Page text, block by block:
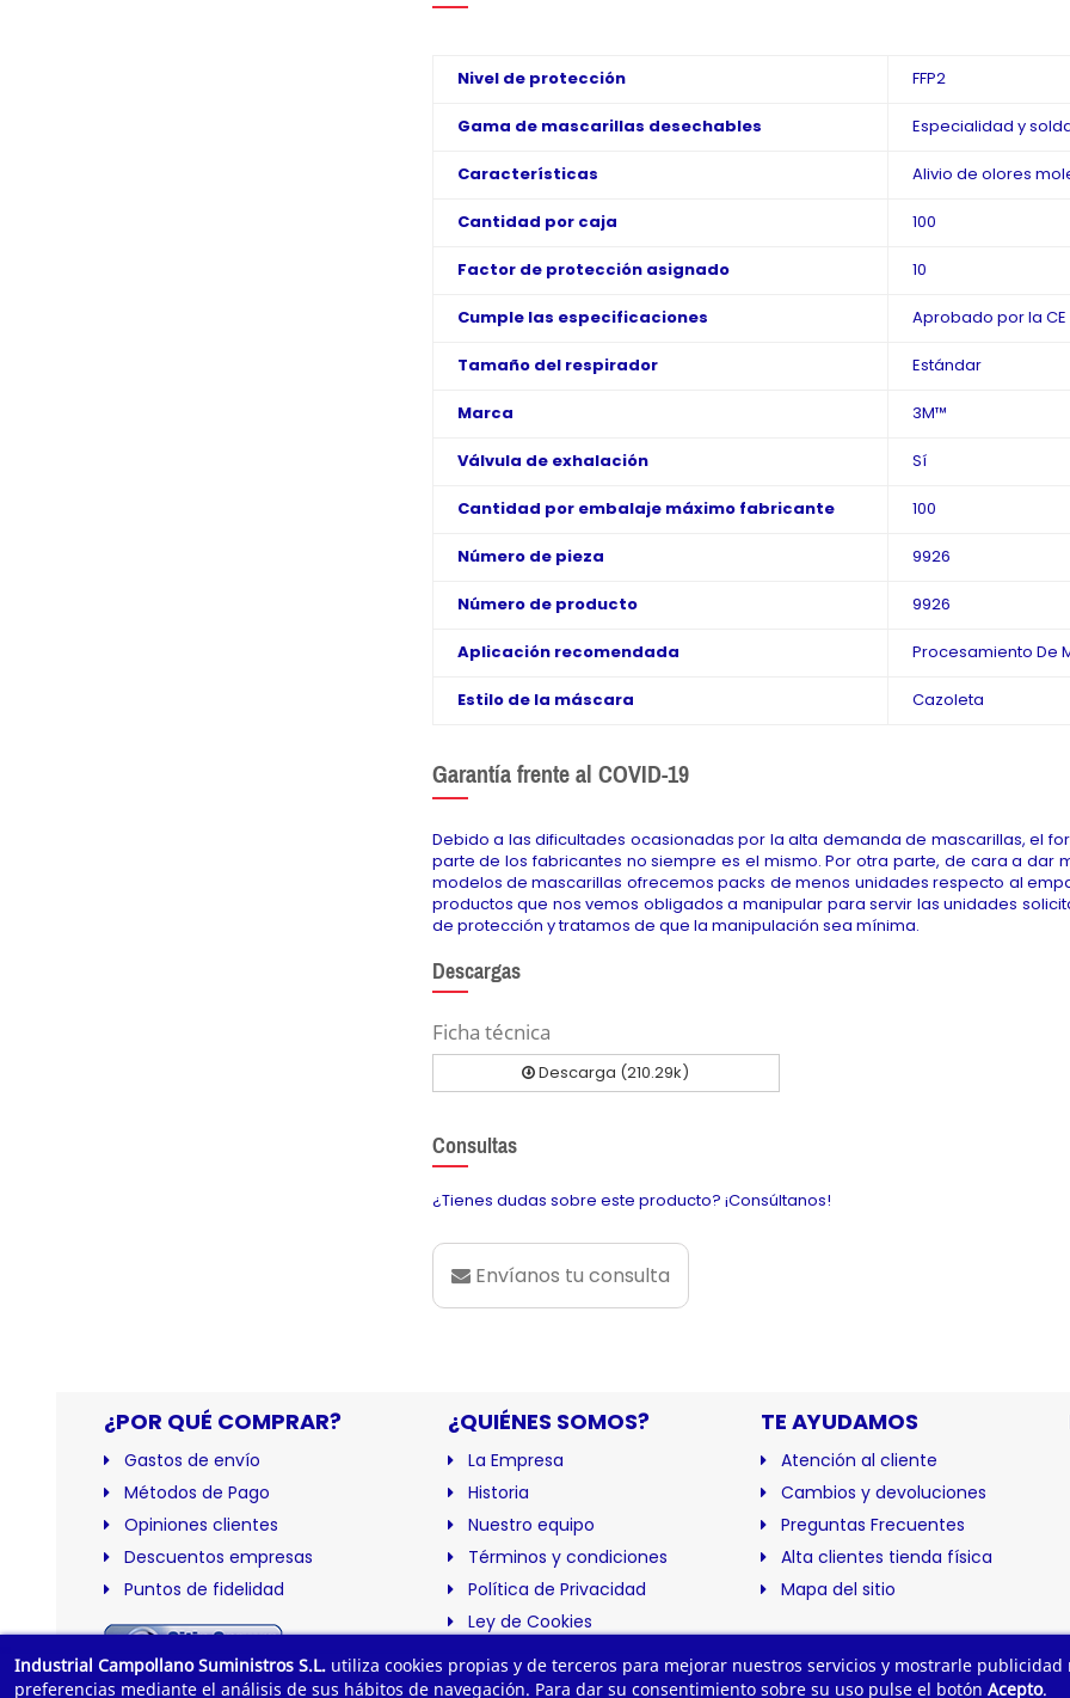
Nivel de protección FFP2
Gama de mascarillas desechables Especialidad y
Características Alivio de olores
Cantidad por caja 100
Factor de protección asignado 10
Cumple las especificaciones Aprobado por la CE
Tamaño del respirador Estándar
Marca 3M™
Válvula de exhalación Sí
Cantidad por embalaje máximo fabricante 100
Número de pieza 9926
Número de producto 9926
Aplicación recomendada Procesamiento De
Estilo de la máscara Cazoleta
Garantía frente al COVID-19
Debido a las dificultades ocasionadas por la alta demanda de mascarillas, el
parte de los fabricantes no siempre es el mismo. Por otra parte, de cara a dar
modelos de mascarillas ofrecemos packs de menos unidades respecto al
productos que nos vemos obligados a manipular para servir las unidades
de protección y tratamos de que la manipulación sea mínima.
Descargas
Ficha técnica
Descarga (210.29k)
Consultas
¿Tienes dudas sobre este producto? ¡Consúltanos!
Envíanos tu consulta
¿POR QUÉ COMPRAR?
Gastos de envío
Métodos de Pago
Opiniones clientes
Descuentos empresas
Puntos de fidelidad
¿QUIÉNES SOMOS?
La Empresa
Historia
Nuestro equipo
Términos y condiciones
Política de Privacidad
Ley de Cookies
Certificación
TE AYUDAMOS
Atención al cliente
Cambios y devoluciones
Preguntas Frecuentes
Alta clientes tienda física
Mapa del sitio
Industrial Campollano Suministros S.L. utiliza cookies propias y de terceros para mejorar nuestros servicios y mostrarle publicidad
preferencias mediante el análisis de sus hábitos de navegación. Para dar su consentimiento sobre su uso pulse el botón Acepto.